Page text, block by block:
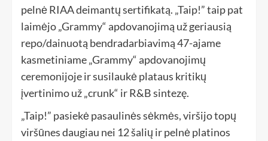
pelnė RIAA deimantų sertifikatą. „Taip!” taip pat
laimėjo „Grammy“ apdovanojimą už geriausią
repo/dainuotą bendradarbiavimą 47-ajame
kasmetiniame „Grammy“ apdovanojimų
ceremonijoje ir susilaukė plataus kritikų
įvertinimo už „crunk“ ir R&B sintezę.
„Taip!” pasiekė pasaulinės sėkmės, viršijo topų
viršūnes daugiau nei 12 šalių ir pelnė platinos